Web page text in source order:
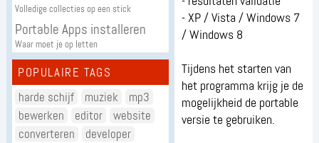
Volledige collecties op een stick
Portable Apps installeren
Waar moet je op letten
POPULAIRE TAGS
harde schijf
muziek
mp3
bewerken
editor
website
converteren
developer
- XP / Vista / Windows 7
/ Windows 8
Tijdens het starten van
het programma krijg je de
mogelijkheid de portable
versie te gebruiken.